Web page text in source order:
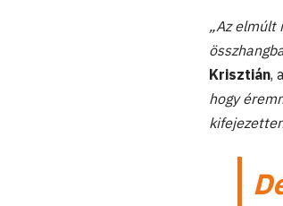
„Az elmúlt
Krisztián,
hogy